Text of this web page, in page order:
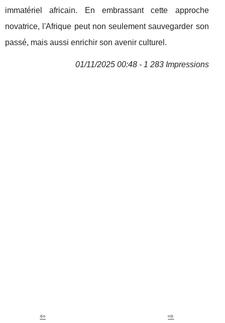
immatériel africain. En embrassant cette approche
novatrice, l'Afrique peut non seulement sauvegarder son
passé, mais aussi enrichir son avenir culturel.
01/11/2025 00:48 - 1 283 Impressions